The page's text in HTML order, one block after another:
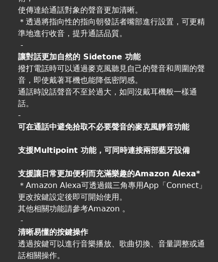
使傳達給通話對象的聲音更加清晰。
＊透過將指向性的指向朝發話者嘴部進行設置，可更精
準地進行收音，提升通話品質。
-
讓對話更加自然的 Sidetone 功能
撥打電話時可以通過麥克風聽見自己的聲音和周圍的聲
音，即使戴著耳機也能降低密閉感。
通話時說話聲音不至於過大，如同沒戴耳機般一樣通
話。
-
可在通話中避免拾取不必要聲音的麥克風靜音功能
支援Multipoint 功能，可同時連接兩部藍牙設備
支援讓日常更加便利而充滿樂趣的Amazon Alexa*
＊Amazon Alexa可透過鐵三角專用App「Connect」
更改按鍵設定後即可開始使用。
其他相關功能請參考Amazon 。
-
清晰易懂的按鍵操作
透過按鍵可以進行音樂播放、歌曲切換、音量調整或通
話相關操作。